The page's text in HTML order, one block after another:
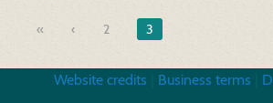
« 2 3
Website credits Business terms